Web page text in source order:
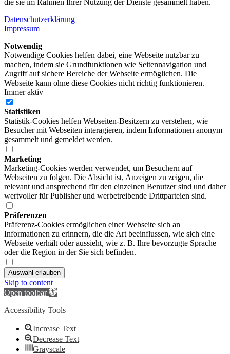
Datenschutzerklärung
Impressum
Notwendig
Notwendige Cookies helfen dabei, eine Webseite nutzbar zu
machen, indem sie Grundfunktionen wie Seitennavigation und
Zugriff auf sichere Bereiche der Webseite ermöglichen. Die
Webseite kann ohne diese Cookies nicht richtig funktionieren.
Immer aktiv
Statistiken
Statistik-Cookies helfen Webseiten-Besitzern zu verstehen, wie
Besucher mit Webseiten interagieren, indem Informationen anonym
gesammelt und gemeldet werden.
Marketing
Marketing-Cookies werden verwendet, um Besuchern auf
Webseiten zu folgen. Die Absicht ist, Anzeigen zu zeigen, die
relevant und ansprechend für den einzelnen Benutzer sind und daher
wertvoller für Publisher und werbetreibende Drittparteien sind.
Präferenzen
Präferenz-Cookies ermöglichen einer Webseite sich an
Informationen zu erinnern, die die Art beeinflussen, wie sich eine
Webseite verhält oder aussieht, wie z. B. Ihre bevorzugte Sprache
oder die Region in der Sie sich befinden.
Auswahl erlauben
Skip to content
Open toolbar
Accessibility Tools
Increase Text
Decrease Text
Grayscale